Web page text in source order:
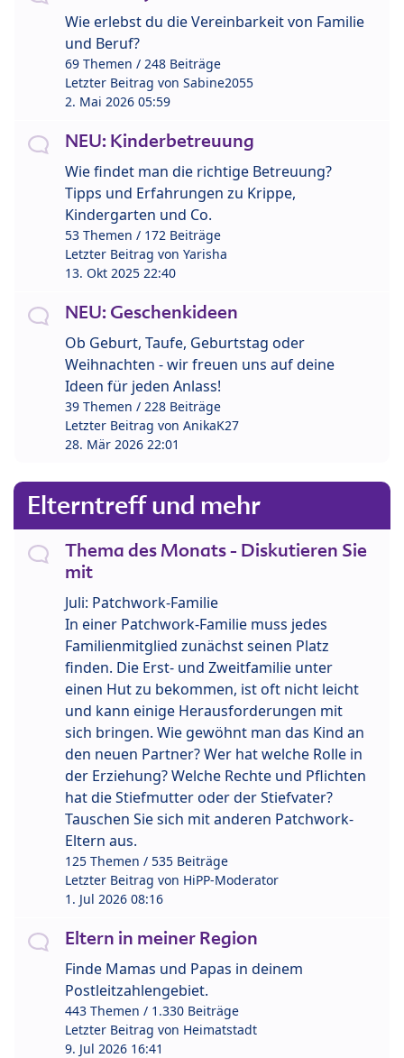
Wie erlebst du die Vereinbarkeit von Familie
und Beruf?
69 Themen / 248 Beiträge
Letzter Beitrag von Sabine2055
2. Mai 2026 05:59
NEU: Kinderbetreuung
Wie findet man die richtige Betreuung?
Tipps und Erfahrungen zu Krippe,
Kindergarten und Co.
53 Themen / 172 Beiträge
Letzter Beitrag von Yarisha
13. Okt 2025 22:40
NEU: Geschenkideen
Ob Geburt, Taufe, Geburtstag oder
Weihnachten - wir freuen uns auf deine
Ideen für jeden Anlass!
39 Themen / 228 Beiträge
Letzter Beitrag von AnikaK27
28. Mär 2026 22:01
Elterntreff und mehr
Thema des Monats - Diskutieren Sie
mit
Juli: Patchwork-Familie
In einer Patchwork-Familie muss jedes
Familienmitglied zunächst seinen Platz
finden. Die Erst- und Zweitfamilie unter
einen Hut zu bekommen, ist oft nicht leicht
und kann einige Herausforderungen mit
sich bringen. Wie gewöhnt man das Kind an
den neuen Partner? Wer hat welche Rolle in
der Erziehung? Welche Rechte und Pflichten
hat die Stiefmutter oder der Stiefvater?
Tauschen Sie sich mit anderen Patchwork-
Eltern aus.
125 Themen / 535 Beiträge
Letzter Beitrag von HiPP-Moderator
1. Jul 2026 08:16
Eltern in meiner Region
Finde Mamas und Papas in deinem
Postleitzahlengebiet.
443 Themen / 1.330 Beiträge
Letzter Beitrag von Heimatstadt
9. Jul 2026 16:41